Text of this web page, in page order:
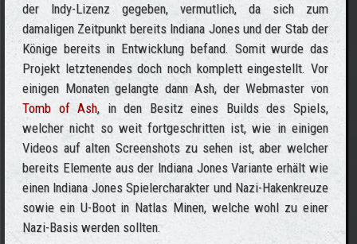
der Indy-Lizenz gegeben, vermutlich, da sich zum
damaligen Zeitpunkt bereits Indiana Jones und der Stab der
Könige bereits in Entwicklung befand. Somit wurde das
Projekt letztenendes doch noch komplett eingestellt. Vor
einigen Monaten gelangte dann Ash, der Webmaster von
Tomb of Ash, in den Besitz eines Builds des Spiels,
welcher nicht so weit fortgeschritten ist, wie in einigen
Videos auf alten Screenshots zu sehen ist, aber welcher
bereits Elemente aus der Indiana Jones Variante erhält wie
einen Indiana Jones Spielercharakter und Nazi-Hakenkreuze
sowie ein U-Boot in Natlas Minen, welche wohl zu einer
Nazi-Basis werden sollten.